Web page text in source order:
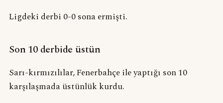
Ligdeki derbi 0-0 sona ermişti.
Son 10 derbide üstün
Sarı-kırmızılılar, Fenerbahçe ile yaptığı son 10
karşılaşmada üstünlük kurdu.